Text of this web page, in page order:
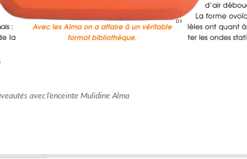
avec l’enceinte Mulidine Alma